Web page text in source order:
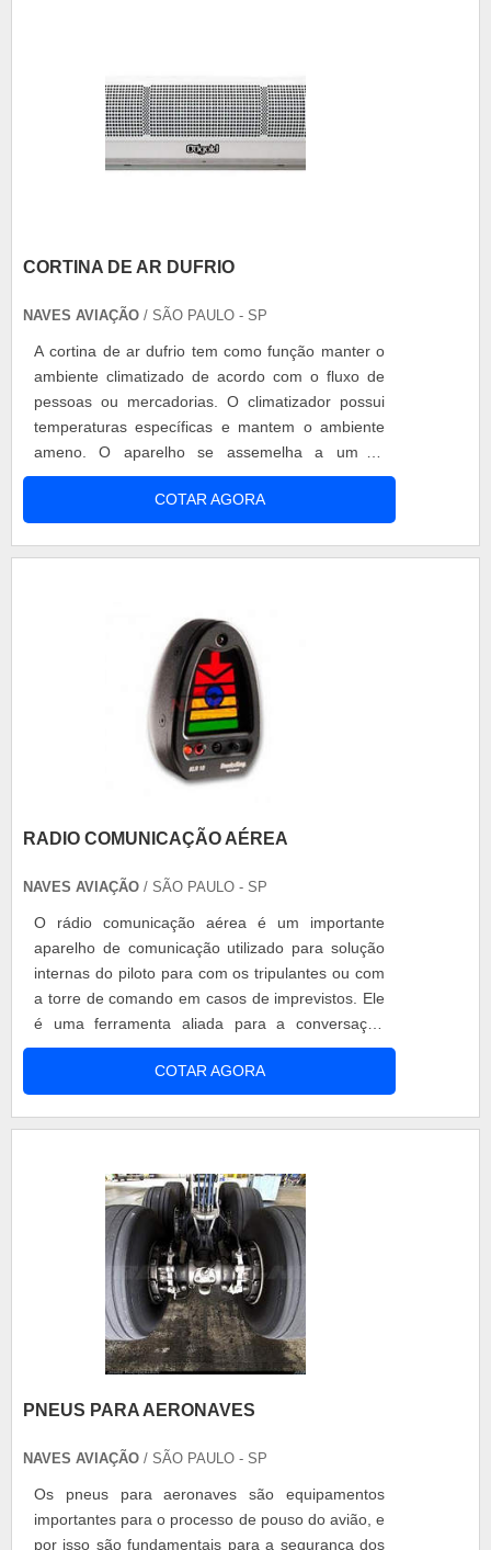
CORTINA DE AR DUFRIO
NAVES AVIAÇÃO / SÃO PAULO - SP
A cortina de ar dufrio tem como função manter o
ambiente climatizado de acordo com o fluxo de
pessoas ou mercadorias. O climatizador possui
temperaturas específicas e mantem o ambiente
ameno. O aparelho se assemelha a um ar
condicionado tradicional de uso residencial, tanto
em seu formato, como também em seu
funcionamento. FUNCIONAMENTO DA CORTINA
COTAR AGORA
RADIO COMUNICAÇÃO AÉREA
NAVES AVIAÇÃO / SÃO PAULO - SP
O rádio comunicação aérea é um importante
aparelho de comunicação utilizado para solução
internas do piloto para com os tripulantes ou com
a torre de comando em casos de imprevistos. Ele
é uma ferramenta aliada para a conversação
entre os profissionais embarcados e atuando em
todos os lugares durante o voo. Os usuários são
capazes de estabelecer várias chamadas ou
COTAR AGORA
PNEUS PARA AERONAVES
NAVES AVIAÇÃO / SÃO PAULO - SP
Os pneus para aeronaves são equipamentos
importantes para o processo de pouso do avião, e
por isso são fundamentais para a segurança dos